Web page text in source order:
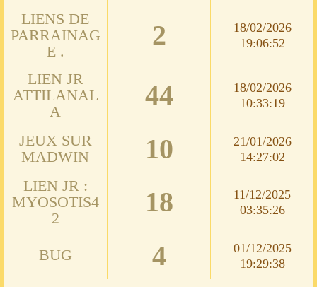
LIENS DE
PARRAINAG
E .
2
18/02/2026
19:06:52
LIEN JR
ATTILANAL
A
44
18/02/2026
10:33:19
JEUX SUR
MADWIN
10
21/01/2026
14:27:02
LIEN JR :
MYOSOTIS4
2
18
11/12/2025
03:35:26
BUG 4
01/12/2025
19:29:38